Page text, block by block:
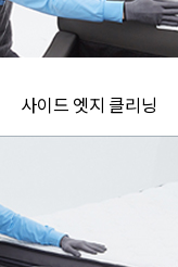
사이드 엣지 클리닝